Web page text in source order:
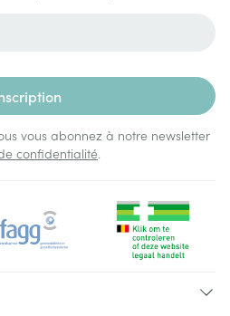
vous abonnez à notre newsletter
confidentialité.